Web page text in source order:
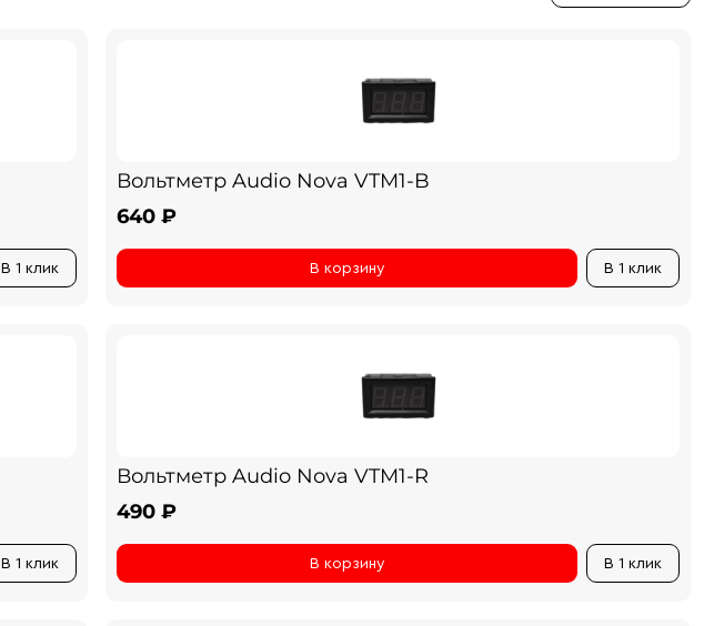
В 1 клик
Вольтметр Audio Nova VTM1-B
640 ₽
В 1 клик
В корзину
В 1 клик
Вольтметр Audio Nova VTM1-R
490 ₽
В 1 клик
В корзину